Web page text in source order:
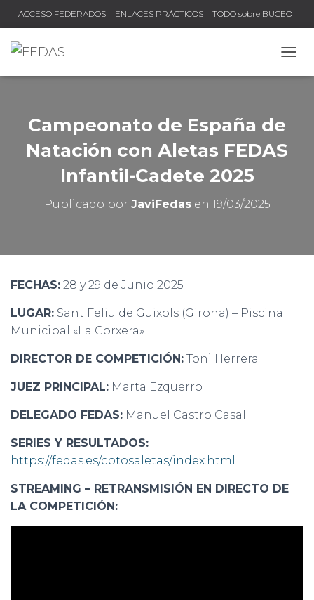
ACCESO FEDERADOS ENLACES PRÁCTICOS TODO sobre BUCEO
Campeonato de España de
Natación con Aletas FEDAS
Infantil-Cadete 2025
Publicado por JaviFedasen 19/03/2025
FECHAS: 28 y 29 de Junio 2025
LUGAR: Sant Feliu de Guixols (Girona) – Piscina
Municipal «La Corxera»
DIRECTOR DE COMPETICIÓN: Toni Herrera
JUEZ PRINCIPAL: Marta Ezquerro
DELEGADO FEDAS: Manuel Castro Casal
SERIES Y RESULTADOS:
https://fedas.es/cptosaletas/index.html
STREAMING – RETRANSMISIÓN EN DIRECTO DE
LA COMPETICIÓN: